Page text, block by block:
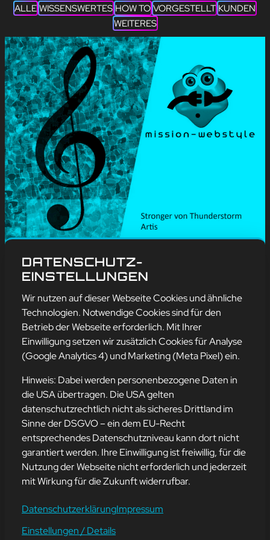
ALLE WISSENSWERTES HOW TO VORGESTELLT KUNDEN
WEITERES
Blog, Weitere
SONG OF THE WEEK 31
mehr erfahren
Adresse
mission-webstyle oHG
Bürgermeister-Regitz-Straße 40
66539 Neunkirchen
E-Mail:kontakt@mission-webstyle.de
Navigation
Webseitenerstellung
Webseite mieten
Webseiten Betreuung
Über Uns
Kontakt
Leistungen
DATENSCHUTZ-
EINSTELLUNGEN
Wir nutzen auf dieser Webseite Cookies und ähnliche
Technologien. Notwendige Cookies sind für den
Betrieb der Webseite erforderlich. Mit Ihrer
Einwilligung setzen wir zusätzlich Cookies für Analyse
(Google Analytics 4) und Marketing (Meta Pixel) ein.
Hinweis: Dabei werden personenbezogene Daten in
die USA übertragen. Die USA gelten
datenschutzrechtlich nicht als sicheres Drittland im
Sinne der DSGVO – ein dem EU-Recht
entsprechendes Datenschutzniveau kann dort nicht
garantiert werden. Ihre Einwilligung ist freiwillig, für die
Nutzung der Webseite nicht erforderlich und jederzeit
mit Wirkung für die Zukunft widerrufbar.
DatenschutzerklärungImpressum
Einstellungen / Details